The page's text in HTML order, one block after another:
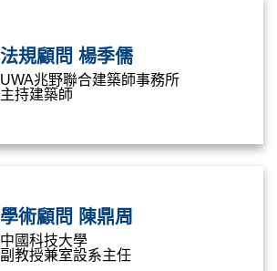
法規顧問 楊季儒
UWA兆野聯合建築師事務所
主持建築師
學術顧問 陳鼎周
中國科技大學
副教授兼室設系主任